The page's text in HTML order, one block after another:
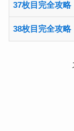
37枚目完全攻略
38枚目完全攻略